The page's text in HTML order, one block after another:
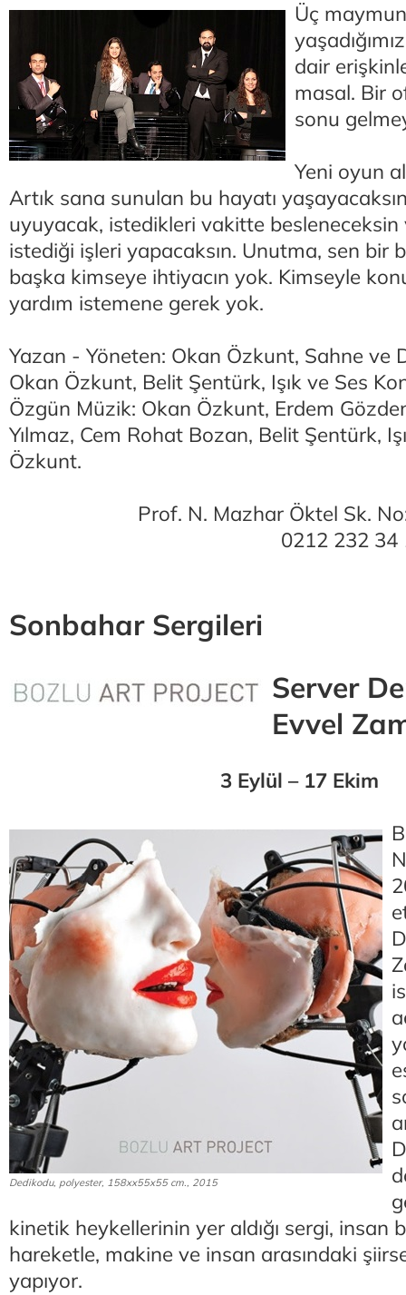
Üç
dair
masal. Bir
sonu
Yeni oyun
Artık sana sunulan bu hayatı
uyuyacak, istedikleri vakitte besleneceksin
istediği işleri yapacaksın. Unutma, sen bir
başka kimseye ihtiyacın yok. Kimseyle
yardım istemene gerek yok.
Yazan - Yöneten: Okan Özkunt, Sahne ve
Okan Özkunt, Belit Şentürk, Işık ve Ses
Özgün Müzik: Okan Özkunt, Erdem
Yılmaz, Cem Rohat Bozan, Belit Şentürk,
Özkunt.
Prof. N. Mazhar Öktel Sk.
0212 232 34
Sonbahar Sergileri
Server
Evvel
3 Eylül – 17 Ekim
Dedikodu, polyester, 158xx55x55 cm., 2015
kinetik heykellerinin yer aldığı sergi, insan
hareketle, makine ve insan arasındaki
yapıyor.